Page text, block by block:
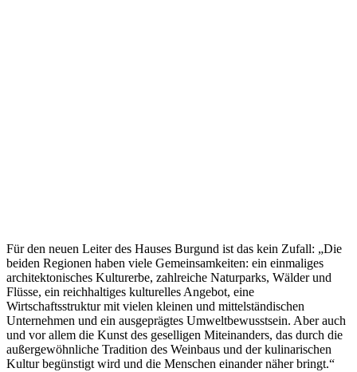
Für den neuen Leiter des Hauses Burgund ist das kein Zufall: „Die
beiden Regionen haben viele Gemeinsamkeiten: ein einmaliges
architektonisches Kulturerbe, zahlreiche Naturparks, Wälder und
Flüsse, ein reichhaltiges kulturelles Angebot, eine
Wirtschaftsstruktur mit vielen kleinen und mittelständischen
Unternehmen und ein ausgeprägtes Umweltbewusstsein. Aber auch
und vor allem die Kunst des geselligen Miteinanders, das durch die
außergewöhnliche Tradition des Weinbaus und der kulinarischen
Kultur begünstigt wird und die Menschen einander näher bringt.“